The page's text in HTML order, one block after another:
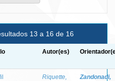
13 a 16 de 16
Autor(es)
Riquette,
Zandonadi,